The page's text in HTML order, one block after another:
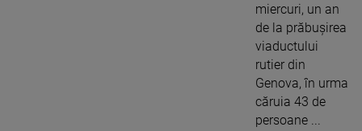
miercuri, un an
de la prăbușirea
viaductului
rutier din
Genova, în urma
căruia 43 de
persoane ...